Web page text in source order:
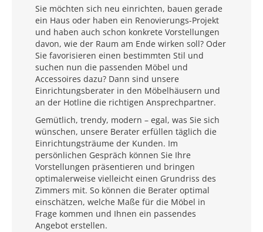
Sie möchten sich neu einrichten, bauen gerade
ein Haus oder haben ein Renovierungs-Projekt
und haben auch schon konkrete Vorstellungen
davon, wie der Raum am Ende wirken soll? Oder
Sie favorisieren einen bestimmten Stil und
suchen nun die passenden Möbel und
Accessoires dazu? Dann sind unsere
Einrichtungsberater in den Möbelhäusern und
an der Hotline die richtigen Ansprechpartner.
Gemütlich, trendy, modern – egal, was Sie sich
wünschen, unsere Berater erfüllen täglich die
Einrichtungsträume der Kunden. Im
persönlichen Gespräch können Sie Ihre
Vorstellungen präsentieren und bringen
optimalerweise vielleicht einen Grundriss des
Zimmers mit. So können die Berater optimal
einschätzen, welche Maße für die Möbel in
Frage kommen und Ihnen ein passendes
Angebot erstellen.